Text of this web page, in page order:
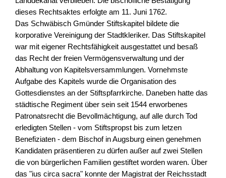
dieses Rechtsaktes erfolgte am 11. Juni 1762.
Das Schwäbisch Gmünder Stiftskapitel bildete die
korporative Vereinigung der Stadtkleriker. Das Stiftskapitel
war mit eigener Rechtsfähigkeit ausgestattet und besaß
das Recht der freien Vermögensverwaltung und der
Abhaltung von Kapitelsversammlungen. Vornehmste
Aufgabe des Kapitels wurde die Organisation des
Gottesdienstes an der Stiftspfarrkirche. Daneben hatte das
städtische Regiment über sein seit 1544 erworbenes
Patronatsrecht die Bevollmächtigung, auf alle durch Tod
erledigten Stellen - vom Stiftspropst bis zum letzen
Benefiziaten - dem Bischof in Augsburg einen genehmen
Kandidaten präsentieren zu dürfen außer auf zwei Stellen
die von bürgerlichen Familien gestiftet worden waren. Über
das "ius circa sacra" konnte der Magistrat der Reichsstadt